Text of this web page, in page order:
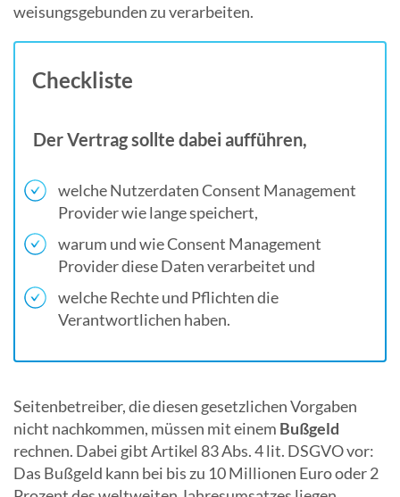
weisungsgebunden zu verarbeiten.
Checkliste
Der Vertrag sollte dabei aufführen,
welche Nutzerdaten Consent Management
Provider wie lange speichert,
warum und wie Consent Management
Provider diese Daten verarbeitet und
welche Rechte und Pflichten die
Verantwortlichen haben.
Seitenbetreiber, die diesen gesetzlichen Vorgaben
nicht nachkommen, müssen mit einem Bußgeld
rechnen. Dabei gibt Artikel 83 Abs. 4 lit. DSGVO vor:
Das Bußgeld kann bei bis zu 10 Millionen Euro oder 2